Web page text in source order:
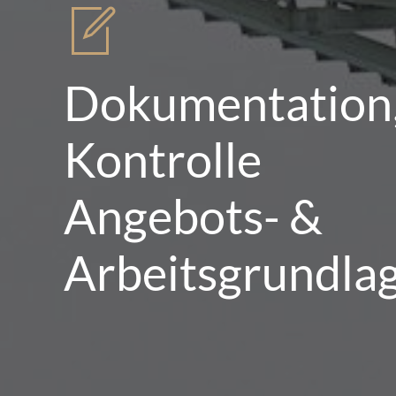
Kontrolle
Angebots- &